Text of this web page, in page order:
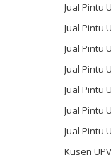
Jual Pintu
Jual Pintu
Jual Pintu
Jual Pintu
Jual Pintu
Jual Pintu
Jual Pintu
Kusen